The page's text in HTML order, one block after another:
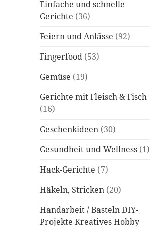
Einfache und schnelle
Gerichte (36)
Feiern und Anlässe (92)
Fingerfood (53)
Gemüse (19)
Gerichte mit Fleisch & Fisch
(16)
Geschenkideen (30)
Gesundheit und Wellness (1)
Hack-Gerichte (7)
Häkeln, Stricken (20)
Handarbeit / Basteln DIY-
Projekte Kreatives Hobby